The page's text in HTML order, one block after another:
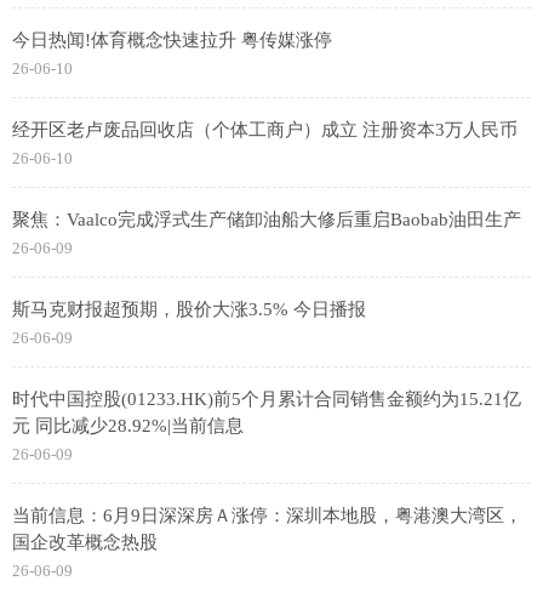
今日热闻!体育概念快速拉升 粤传媒涨停
26-06-10
经开区老卢废品回收店（个体工商户）成立 注册资本3万人民币
26-06-10
聚焦：Vaalco完成浮式生产储卸油船大修后重启Baobab油田生产
26-06-09
斯马克财报超预期，股价大涨3.5% 今日播报
26-06-09
时代中国控股(01233.HK)前5个月累计合同销售金额约为15.21亿
元 同比减少28.92%|当前信息
26-06-09
当前信息：6月9日深深房Ａ涨停：深圳本地股，粤港澳大湾区，
国企改革概念热股
26-06-09